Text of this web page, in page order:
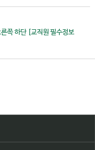
쪽 하단 [교직원 필수정보